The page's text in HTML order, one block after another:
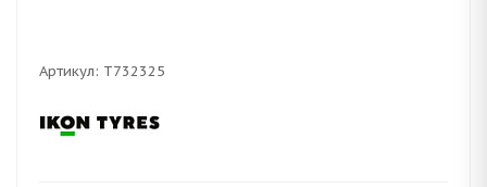
Артикул: T732325